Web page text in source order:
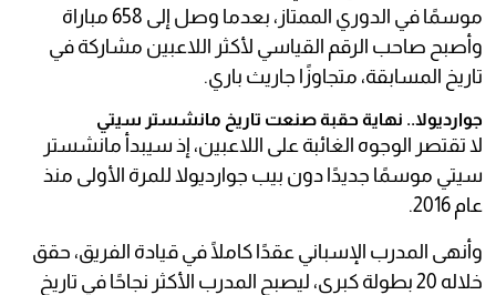
موسمًا في الدوري الممتاز، بعدما وصل إلى 658 مباراة
وأصبح صاحب الرقم القياسي لأكثر اللاعبين مشاركة في
تاريخ المسابقة، متجاوزًا جاريث باري.
جوارديولا.. نهاية حقبة صنعت تاريخ مانشستر سيتي
لا تقتصر الوجوه الغائبة على اللاعبين، إذ سيبدأ مانشستر
سيتي موسمًا جديدًا دون بيب جوارديولا للمرة الأولى منذ
عام 2016.
وأنهى المدرب الإسباني عقدًا كاملًا في قيادة الفريق، حقق
خلاله 20 بطولة كبرى، ليصبح المدرب الأكثر نجاحًا في تاريخ